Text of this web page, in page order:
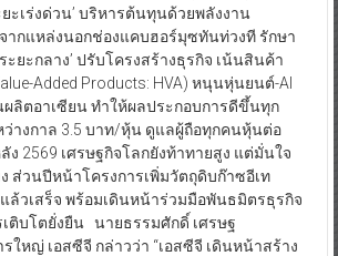
ยะเร่งด่วน’ บริหารต้นทุนด้วยพลังงาน
ากแหล่งนอกช่องแคบฮอร์มุซทันท่วงที รักษา
ะยะกลาง’ ปรับโครงสร้างธุรกิจ เน้นสินค้า
Added Products: HVA) หนุนหุ่นยนต์-AI
ลิตอาเซียน ทำให้ผลประกอบการดีขึ้นทุก
ว่างกาล 3.5 บาท/หุ้น ดูแลผู้ถือทุกคนหุ้นต่อ
ง 2569 เศรษฐกิจโลกยังท้าทายสูง แต่มั่นใจ
ส่วนปีหน้าโครงการเพิ่มวัตถุดิบก๊าซอีเท
ล้วเสร็จ พร้อมเดินหน้าร่วมมือพันธมิตรธุรกิจ
ติบโตยั่งยืน นายธรรมศักดิ์ เศรษฐ
ใหญ่ เอสซีจี กล่าวว่า “เอสซีจี เดินหน้าสร้าง